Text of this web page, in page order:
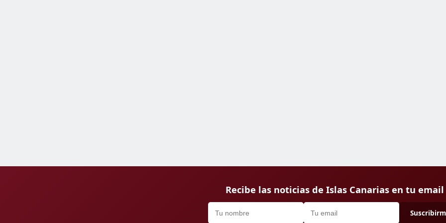
Recibe las noticias de Islas Canarias en tu email